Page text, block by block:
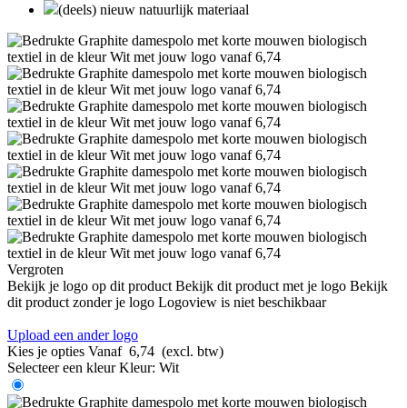
(deels) nieuw natuurlijk materiaal
Vergroten
Bekijk je logo op dit product Bekijk dit product met je logo Bekijk
dit product zonder je logo Logoview is niet beschikbaar
Upload een ander logo
Kies je opties Vanaf 6,74 (excl. btw)
Selecteer een kleur Kleur: Wit